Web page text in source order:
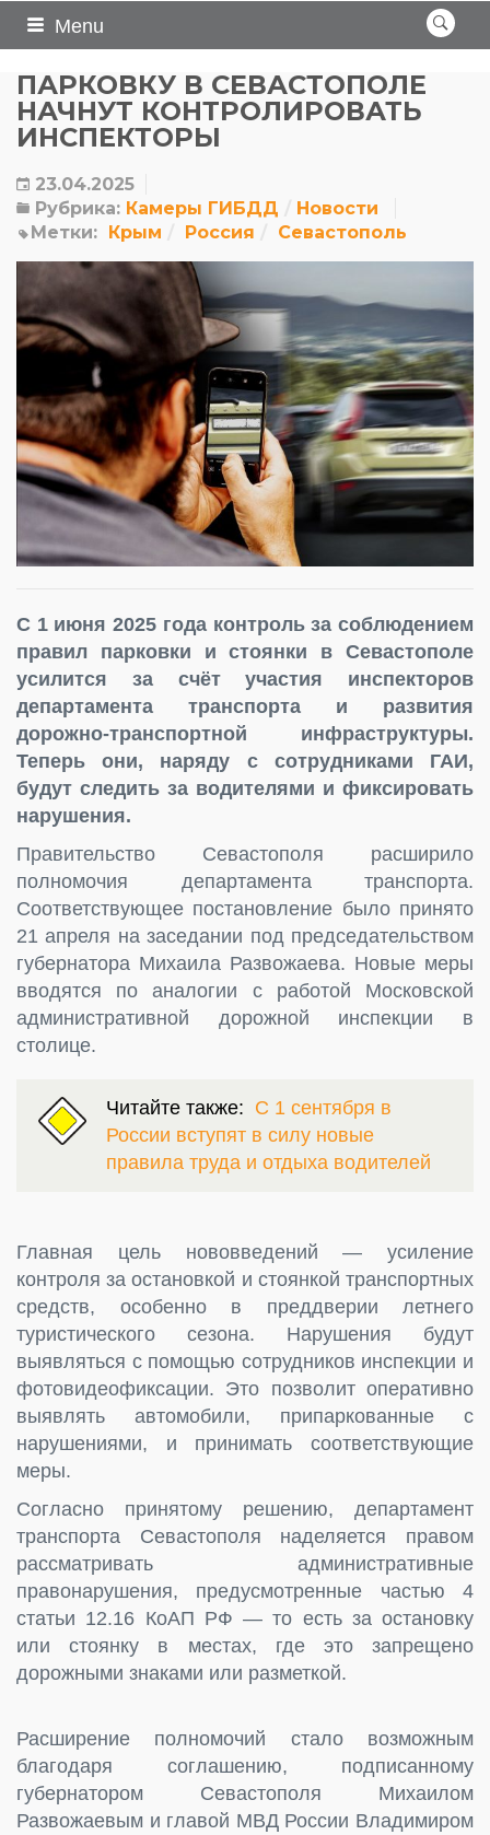
Menu
ПАРКОВКУ В СЕВАСТОПОЛЕ
НАЧНУТ КОНТРОЛИРОВАТЬ
ИНСПЕКТОРЫ
23.04.2025
Рубрика: Камеры ГИБДД
Новости
Метки: Крым Россия Севастополь
С 1 июня 2025 года контроль за соблюдением
правил парковки и стоянки в Севастополе
усилится за счёт участия инспекторов
департамента транспорта и развития
дорожно-транспортной инфраструктуры.
Теперь они, наряду с сотрудниками ГАИ,
будут следить за водителями и фиксировать
нарушения.
Правительство Севастополя расширило
полномочия департамента транспорта.
Соответствующее постановление было принято
21 апреля на заседании под председательством
губернатора Михаила Развожаева. Новые меры
вводятся по аналогии с работой Московской
административной дорожной инспекции в
столице.
Читайте также: С 1 сентября в
России вступят в силу новые
правила труда и отдыха водителей
Главная цель нововведений — усиление
контроля за остановкой и стоянкой транспортных
средств, особенно в преддверии летнего
туристического сезона. Нарушения будут
выявляться с помощью сотрудников инспекции и
фотовидеофиксации. Это позволит оперативно
выявлять автомобили, припаркованные с
нарушениями, и принимать соответствующие
меры.
Согласно принятому решению, департамент
транспорта Севастополя наделяется правом
рассматривать административные
правонарушения, предусмотренные частью 4
статьи 12.16 КоАП РФ — то есть за остановку
или стоянку в местах, где это запрещено
дорожными знаками или разметкой.
Расширение полномочий стало возможным
благодаря соглашению, подписанному
губернатором Севастополя Михаилом
Развожаевым и главой МВД России Владимиром